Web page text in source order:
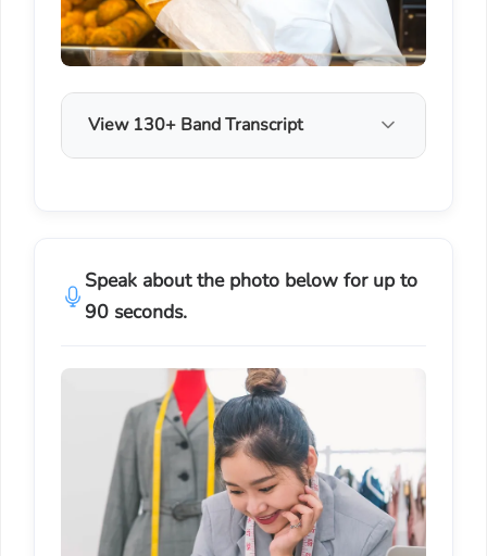
View 130+ Band Transcript
Speak about the photo below for up to
90 seconds.